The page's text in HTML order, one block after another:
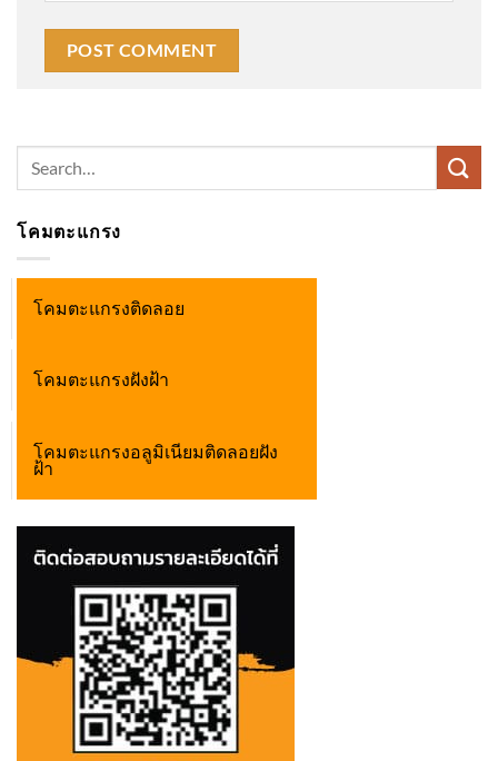
โคมตะแกรง
โคมตะแกรงติดลอย
โคมตะแกรงฝังฝ้า
โคมตะแกรงอลูมิเนียมติดลอยฝัง
ฝ้า